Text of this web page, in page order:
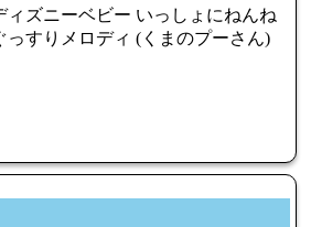
ィズニーベビー いっしょにねんね
っすりメロディ (くまのプーさん)